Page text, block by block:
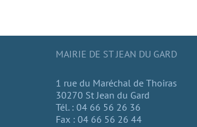
MAIRIE DE ST JEAN DU GARD
1 rue du Maréchal de Thoiras
30270 St Jean du Gard
Tél. : 04 66 56 26 36
Fax : 04 66 56 26 44